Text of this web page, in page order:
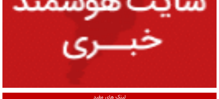
لینک های مفید